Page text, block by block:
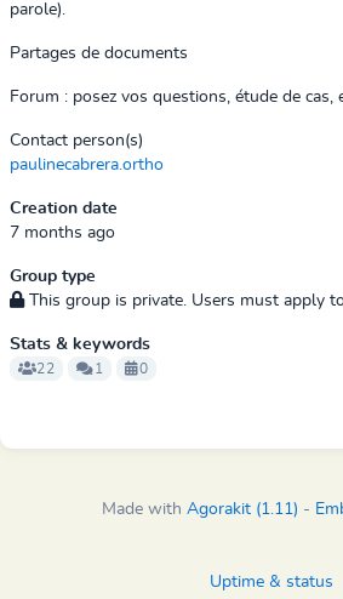
parole).
Partages de documents
Forum : posez vos questions, étude de cas,
Contact person(s)
paulinecabrera.ortho
Creation date
7 months ago
Group type
This group is private. Users must apply
Stats & keywords
22 1 0
Made with Agorakit (1.11) -
Uptime & status